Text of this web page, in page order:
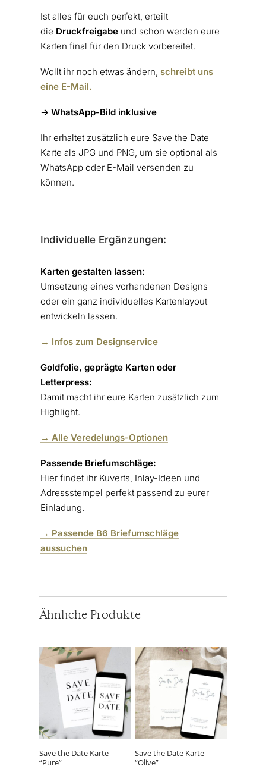
Ist alles für euch perfekt, erteilt
die Druckfreigabeund schon werden eure
Karten final für den Druck vorbereitet.
Wollt ihr noch etwas ändern, schreibt uns
eine E-Mail.
-> WhatsApp-Bild inklusive
Ihr erhaltet zusätzlich eure Save the Date
Karte als JPG und PNG, um sie optional als
WhatsApp oder E-Mail versenden zu
können.
Individuelle Ergänzungen:
Karten gestalten lassen:
Umsetzung eines vorhandenen Designs
oder ein ganz individuelles Kartenlayout
entwickeln lassen.
→ Infos zum Designservice
Goldfolie, geprägte Karten oder
Letterpress:
Damit macht ihr eure Karten zusätzlich zum
Highlight.
→ Alle Veredelungs-Optionen
Passende Briefumschläge:
Hier findet ihr Kuverts, Inlay-Ideen und
Adressstempel perfekt passend zu eurer
Einladung.
→ Passende B6 Briefumschläge
aussuchen
Ähnliche Produkte
Save the Date Karte
“Pure”
Save the Date Karte
“Olive”